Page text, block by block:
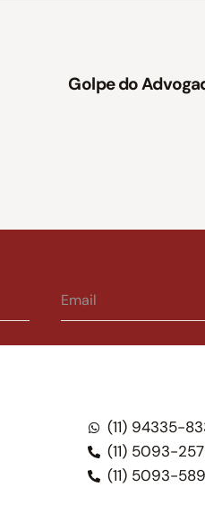
Golpe do
(11) 94335-
(11) 5093-
(11) 5093-